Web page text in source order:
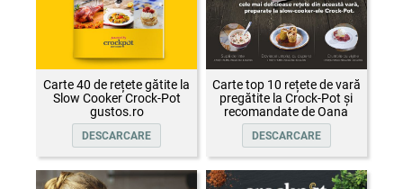
Carte 40 de rețete gătite la
Slow Cooker Crock-Pot
gustos.ro
DESCARCARE
Carte top 10 rețete de vară
pregătite la Crock-Pot și
recomandate de Oana
Țepelin
DESCARCARE